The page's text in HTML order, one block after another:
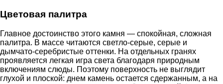
Цветовая палитра
Главное достоинство этого камня — спокойная, сложная
палитра. В массе читаются светло-серые, серые и
дымчато-серебристые оттенки. На отдельных гранях
проявляется легкая игра света благодаря природным
включениям слюды. Поэтому поверхность не выглядит
глухой и плоской: днем камень остается сдержанным, а на